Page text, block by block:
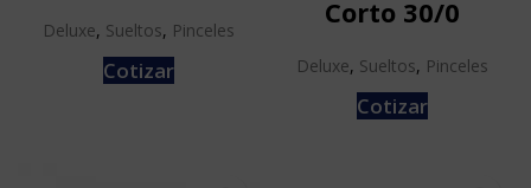
Deluxe, Sueltos, Pinceles
Cotizar
Corto 30/0
Deluxe, Sueltos, Pinceles
Cotizar